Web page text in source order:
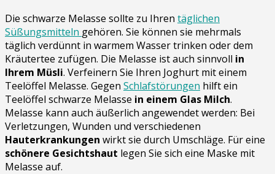
Die schwarze Melasse sollte zu Ihren täglichen
Süßungsmitteln gehören. Sie können sie mehrmals
täglich verdünnt in warmem Wasser trinken oder dem
Kräutertee zufügen. Die Melasse ist auch sinnvoll in
Ihrem Müsli. Verfeinern Sie Ihren Joghurt mit einem
Teelöffel Melasse. Gegen Schlafstörungen hilft ein
Teelöffel schwarze Melasse in einem Glas Milch.
Melasse kann auch äußerlich angewendet werden: Bei
Verletzungen, Wunden und verschiedenen
Hauterkrankungen wirkt sie durch Umschläge. Für eine
schönere Gesichtshaut legen Sie sich eine Maske mit
Melasse auf.